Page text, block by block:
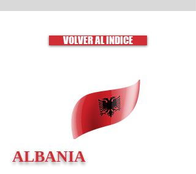
VOLVER AL ÍNDICE
ALBANIA